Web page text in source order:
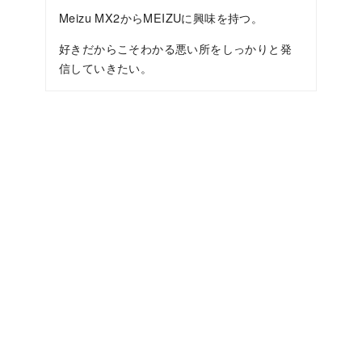
Meizu MX2からMEIZUに興味を持つ。
好きだからこそわかる悪い所をしっかりと発
信していきたい。